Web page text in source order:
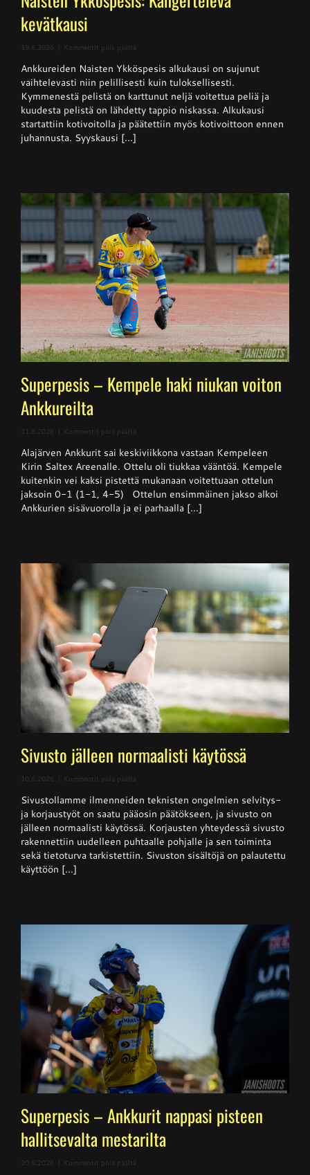
kevätkausi
19.6.2026 Kommentit pois päältä
Ykköspesis:
Kangerteleva
kevätkausi
Ankkureiden Naisten Ykköspesis alkukausi on sujunut
vaihtelevasti niin pelillisesti kuin tuloksellisesti.
Kymmenestä pelistä on karttunut neljä voitettua peliä ja
kuudesta pelistä on lähdetty tappio niskassa. Alkukausi
startattiin kotivoitolla ja päätettiin myös kotivoittoon ennen
juhannusta. Syyskausi [...]
Superpesis – Kempele haki niukan voiton
Ankkureilta
11.6.2026 Kommentit pois päältä
–
Kempele
haki
niukan
voiton
Ankkureilta
Alajärven Ankkurit sai keskiviikkona vastaan Kempeleen
Kirin Saltex Areenalle. Ottelu oli tiukkaa vääntöä. Kempele
kuitenkin vei kaksi pistettä mukanaan voitettuaan ottelun
jaksoin 0-1 (1-1, 4-5) Ottelun ensimmäinen jakso alkoi
Ankkurien sisävuorolla ja ei parhaalla [...]
Sivusto jälleen normaalisti käytössä
10.6.2026 Kommentit pois päältä
jälleen
normaalisti
käytössä
Sivustollamme ilmenneiden teknisten ongelmien selvitys-
ja korjaustyöt on saatu pääosin päätökseen, ja sivusto on
jälleen normaalisti käytössä. Korjausten yhteydessä sivusto
rakennettiin uudelleen puhtaalle pohjalle ja sen toiminta
sekä tietoturva tarkistettiin. Sivuston sisältöjä on palautettu
käyttöön [...]
Superpesis – Ankkurit nappasi pisteen
hallitsevalta mestarilta
30.5.2026 Kommentit pois päältä